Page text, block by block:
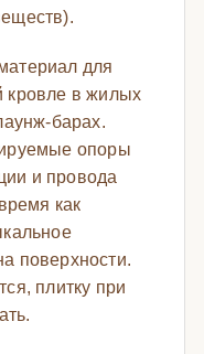
для
кровле в жилых
барах.
опоры
и провода
как
поверхности.
плитку при